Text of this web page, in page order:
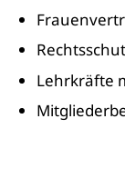
Lehrkräfte